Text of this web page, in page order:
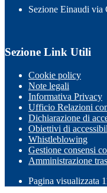
Sezione Einaudi
Sezione Link Utili
Cookie policy
Note legali
Informativa Privacy
Ufficio Relazioni
Dichiarazione di
Obiettivi di
Whistleblowing
Gestione consensi
Amministrazione
Pagina visualizzata